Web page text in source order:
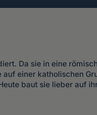
Da sie in eine
einer katholischen
baut sie lieber auf